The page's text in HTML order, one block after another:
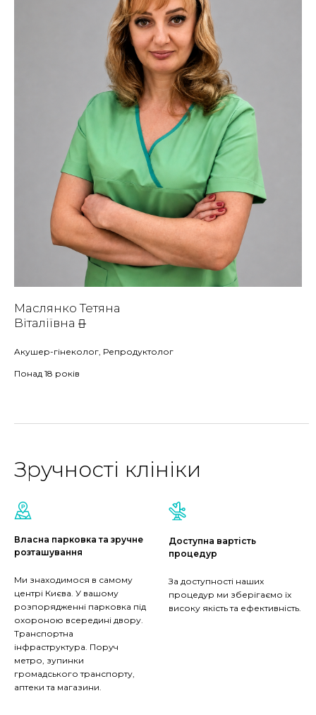
Маслянко Тетяна
Віталіївна
Aкушер-гінеколог, Репродуктолог
Понад 18 років
Зручності клініки
Власна парковка та зручне
розташування
Ми знаходимося в самому
центрі Києва. У вашому
розпорядженні парковка під
охороною всередині двору.
Транспортна
інфраструктура. Поруч
метро, зупинки
громадського транспорту,
аптеки та магазини.
Доступна вартість
процедур
За доступності наших
процедур ми зберігаємо їх
високу якість та ефективність.